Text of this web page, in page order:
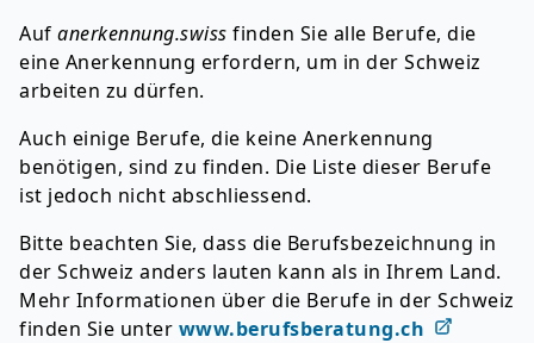
Auf anerkennung.swiss finden Sie alle Berufe, die
eine Anerkennung erfordern, um in der Schweiz
arbeiten zu dürfen.
Auch einige Berufe, die keine Anerkennung
benötigen, sind zu finden. Die Liste dieser Berufe
ist jedoch nicht abschliessend.
Bitte beachten Sie, dass die Berufsbezeichnung in
der Schweiz anders lauten kann als in Ihrem Land.
Mehr Informationen über die Berufe in der Schweiz
finden Sie unter www.berufsberatung.ch